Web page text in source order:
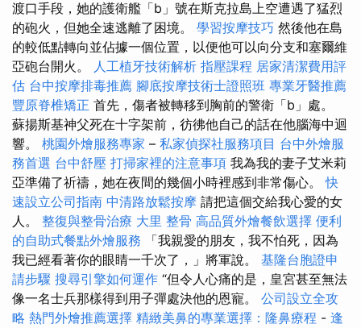
渡口手段，她的護衛艦「b」號在斯克拉島上空遭遇了猛烈
的砲火，但她全速逃離了困境。 學習按摩技巧 然後他在島
的較低點轉向並佔據一個位置，以便他可以向分支和塞爾維
亞砲台開火。 人工植牙技術解析 指壓課程 居家清潔費用評
估 台中按摩排毒推薦 腳底按摩技術士證照班 專業牙醫推薦
豐原脊椎矯正 首先，傷者被轉移到胸前的警衛「b」處。
蘇揚斯基神父死在十字架前，彷彿他自己的話在他腦海中迴
響。 桃園外燴服務專家 – 私家偵探社服務項目 台中外燴服
務首選 台中舒壓 打掃家裡的注意事項 我為我的妻子艾米莉
亞準備了祈禱，她在夜間的幾個小時裡感到非常傷心。快
速設立公司指南 中清路放鬆按摩 請把這個交給我心愛的女
人。 整復與整骨治療 大里 整骨 高品質外燴餐飲選擇 便利
的自助式餐點外燴服務 「我親愛的朋友，我不怕死，因為
我已經看著你的眼睛一千次了，」將軍說。 基隆台胞證申
請步驟 搜尋引擎如何運作 “但令人心痛的是，皇宮甚至無法
像一名士兵那樣得到用子彈處決他的恩寵。 公司設立全攻
略 熱門外燴推薦選擇 精緻美鼻的專業選擇：隆鼻療程 - 逢